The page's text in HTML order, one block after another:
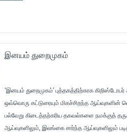
இனயம் துறைமுகம்
‘இனயம் துறைமுகம்’ புத்தகத்திற்காக
ஒவ்வொரு கட்டுரையும் மிகச்சிறந்த ஆய்வுகளின்
பல்வேறு கிடைத்தற்கரிய தகவல்களை நமக்குத்
ஆய்வுகளிலும், இலங்கை சார்ந்த ஆய்வுகளிலும்